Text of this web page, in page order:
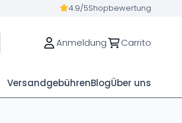
4.9/5Shopbewertung
Anmeldung Carrito
VersandgebührenBlogÜber uns